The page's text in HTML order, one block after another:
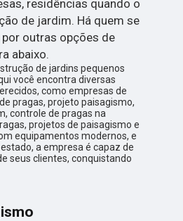
residências quando o
de jardim. Há quem se
outras opções de
abaixo.
de jardins pequenos
você encontra diversas
como empresas de
pragas, projeto paisagismo,
controle de pragas na
projetos de paisagismo e
equipamentos modernos, e
a empresa é capaz de
seus clientes, conquistando